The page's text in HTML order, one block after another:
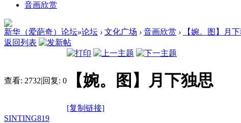
音画欣赏
新华（爱葩奇）论坛»论坛 › 文化广场 › 音画欣赏 ›
【婉。图】月
返回列表
查看: 2732|回复: 0 【婉。图】月下独思
[复制链接]
SINTING819